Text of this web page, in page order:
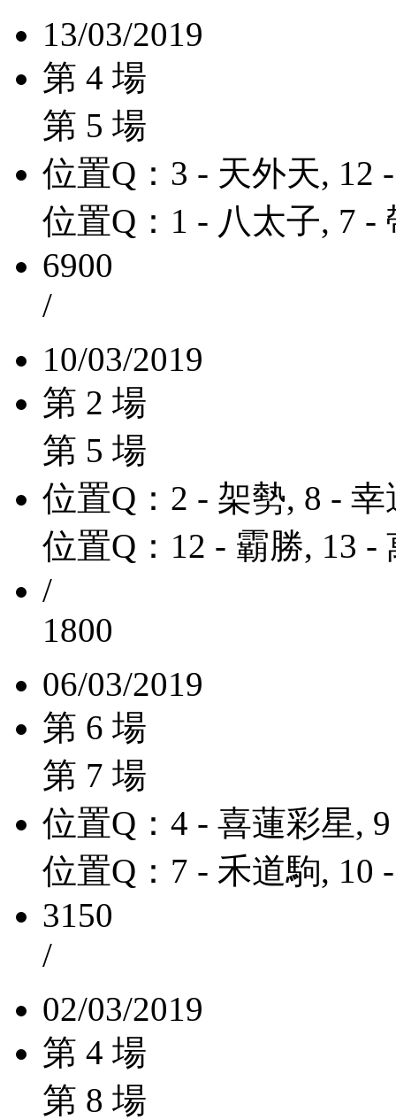
13/03/2019
第 4 場
第 5 場
位置Q：3 - 天外天, 12
位置Q：1 - 八太子, 7 -
6900
/
10/03/2019
第 2 場
第 5 場
位置Q：2 - 架勢, 8 -
位置Q：12 - 霸勝, 13 -
/
1800
06/03/2019
第 6 場
第 7 場
位置Q：4 - 喜蓮彩星,
位置Q：7 - 禾道駒, 10
3150
/
02/03/2019
第 4 場
第 8 場